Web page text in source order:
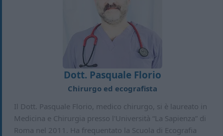
Dott. Pasquale Florio
Chirurgo ed ecografista
Il Dott. Pasquale Florio, medico chirurgo, si è laureato in
Medicina e Chirurgia presso l'Università “La Sapienza” di
Roma nel 2011. Ha frequentato la Scuola di Ecografia